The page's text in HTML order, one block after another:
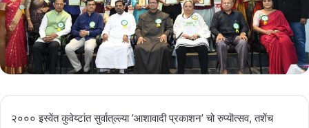
२००० इस्वेंत कुवेय्टांत सुर्वात्‌ल्ल्या ’आशावादी प्रकाशन’ चो रुप्यॊत्सव, तशेंच